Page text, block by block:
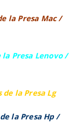
la Presa Mac /
Presa Lenovo /
la Presa Lg
la Presa Hp /